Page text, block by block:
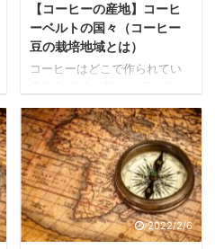
【コーヒーの産地】コーヒ
ーベルトの国々（コーヒー
豆の栽培地域とは）
コーヒーはどこで作られてい
ーは実は石油に次いで2番目に
取引量が多い貿易産品です。
本当に世界中の人から求めら
れている飲み物なんですね。
では、それだけの量のコーヒ
ー豆はどこで栽培されている
のでしょうか？ 答えは「コー
ヒーベルト」でということに
2022/2/6